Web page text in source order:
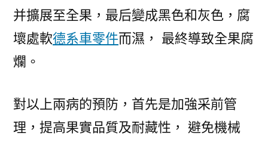
并擴展至全果，最后變成黑色和灰色，腐
壞處軟德系車零件而濕， 最終導致全果腐
爛。
對以上兩病的預防，首先是加強采前管
理，提高果實品質及耐藏性， 避免機械